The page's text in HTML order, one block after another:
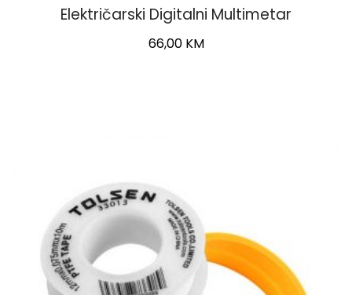
Električarski Digitalni Multimetar
66,00 KM